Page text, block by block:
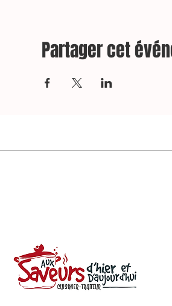
Partager cet